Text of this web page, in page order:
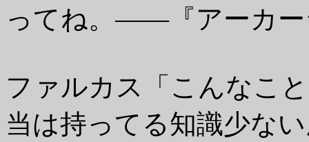
ってね。――『アーカー
ファルカス「こんなこ
当は持ってる知識少な